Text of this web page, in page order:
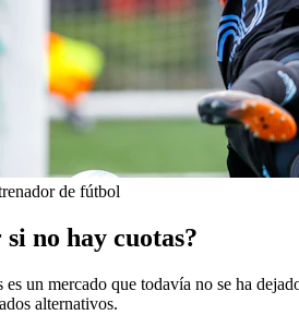
de fútbol
no hay cuotas?
es un mercado que todavía no se ha
alternativos.